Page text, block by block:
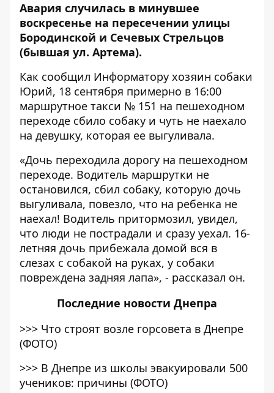
Авария случилась в минувшее
воскресенье на пересечении улицы
Бородинской и Сечевых Стрельцов
(бывшая ул. Артема).
Как сообщил Информатору хозяин собаки
Юрий, 18 сентября примерно в 16:00
маршрутное такси № 151 на пешеходном
переходе сбило собаку и чуть не наехало
на девушку, которая ее выгуливала.
«Дочь переходила дорогу на пешеходном
переходе. Водитель маршрутки не
остановился, сбил собаку, которую дочь
выгуливала, повезло, что на ребенка не
наехал! Водитель притормозил, увидел,
что люди не пострадали и сразу уехал. 16-
летняя дочь прибежала домой вся в
слезах с собакой на руках, у собаки
повреждена задняя лапа», - рассказал он.
Последние новости Днепра
>>> Что строят возле горсовета в Днепре
(ФОТО)
>>> В Днепре из школы эвакуировали 500
учеников: причины (ФОТО)